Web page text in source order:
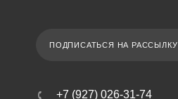
ПОДПИСАТЬСЯ НА РАССЫЛКУ
+7 (927) 026-31-74